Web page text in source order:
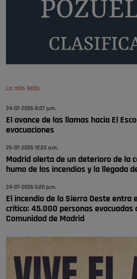
Quejas por el
limpieza …
Será amigo de alguien importante...en el
Policía o en la politica
Pozuelo de Alarcón
🔴 EXCLUSIVA | El
se va porke no tiene piscina 🤪🤪🤪
Pozuelo de Alarcón
🔴 EXCLUSIVA | El
Lo más leído
24-07-2026 8:37 p.m.
El avance de las llamas hacia El
evacuaciones
25-07-2026 12:22 a.m.
Madrid alerta de un deterioro de la
humo de los incendios y la llegada
24-07-2026 5:20 p.m.
El incendio de la Sierra Oeste entra
crítico: 45.000 personas evacuadas
Comunidad de Madrid